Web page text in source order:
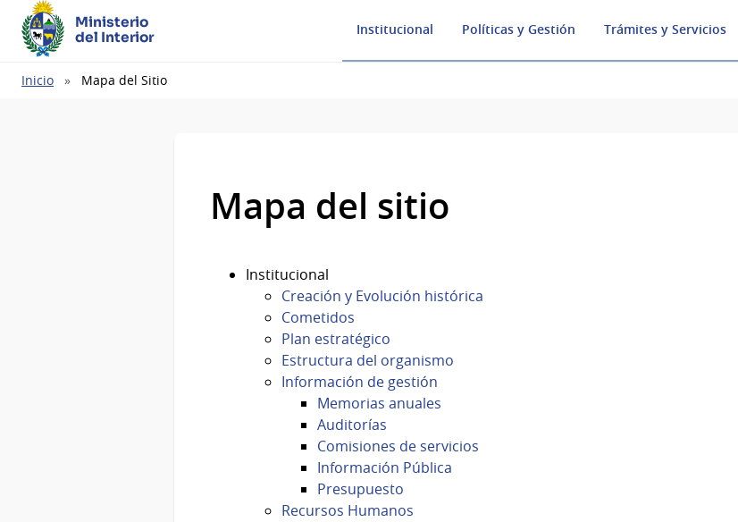
Ministerio
del Interior
Institucional Políticas y Gestión Trámites y Servicios
Ruta
Inicio Mapa del Sitio
Mapa del sitio
Institucional
Creación y Evolución histórica
Cometidos
Plan estratégico
Estructura del organismo
Información de gestión
Memorias anuales
Auditorías
Comisiones de servicios
Información Pública
Presupuesto
Recursos Humanos